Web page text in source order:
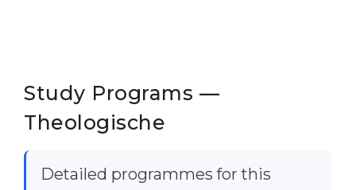
Study Programs —
Theologische
Detailed programmes for this